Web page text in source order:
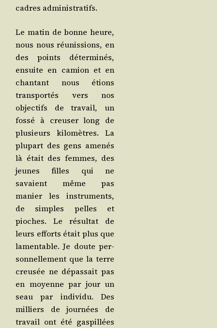
cadres administratifs.
Le matin de bonne heure,
nous nous réunis­sions, en
des points déter­mi­nés,
ensuite en camion et en
chan­tant nous étions
trans­por­tés vers nos
objec­tifs de tra­vail, un
fos­sé à creu­ser long de
plu­sieurs kilo­mètres. La
plu­part des gens ame­nés
là était des femmes, des
jeunes filles qui ne
savaient même pas
manier les ins­tru­ments,
de simples pelles et
pioches. Le résul­tat de
leurs efforts était plus que
lamen­table. Je doute per­
son­nel­le­ment que la terre
creu­sée ne dépas­sait pas
en moyenne par jour un
seau par indi­vi­du. Des
mil­liers de jour­nées de
tra­vail ont été gas­pillées